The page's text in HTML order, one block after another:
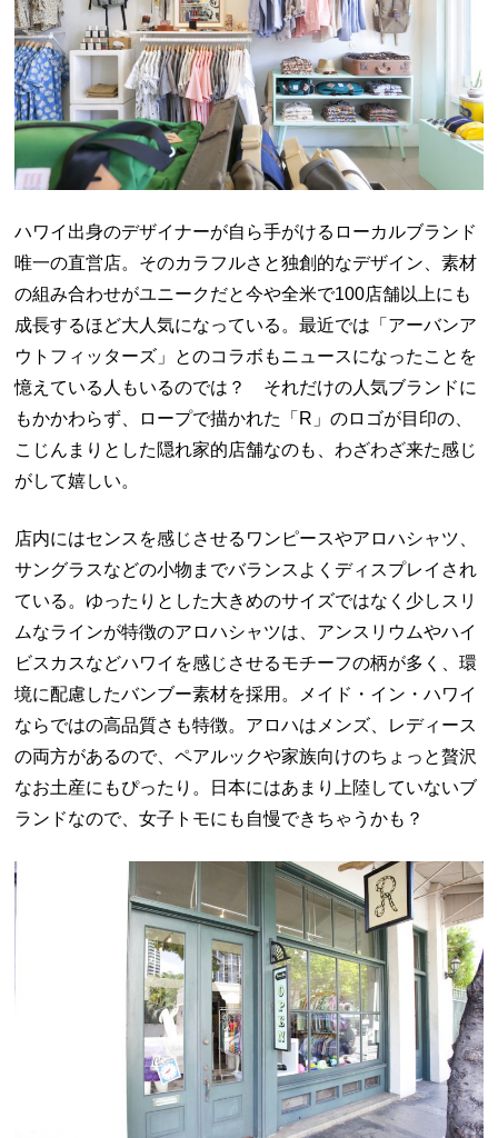
ハワイ出身のデザイナーが自ら手がけるローカルブランド
唯一の直営店。そのカラフルさと独創的なデザイン、素材
の組み合わせがユニークだと今や全米で100店舗以上にも
成長するほど大人気になっている。最近では「アーバンア
ウトフィッターズ」とのコラボもニュースになったことを
憶えている人もいるのでは？ それだけの人気ブランドに
もかかわらず、ロープで描かれた「R」のロゴが目印の、
こじんまりとした隠れ家的店舗なのも、わざわざ来た感じ
がして嬉しい。
店内にはセンスを感じさせるワンピースやアロハシャツ、
サングラスなどの小物までバランスよくディスプレイされ
ている。ゆったりとした大きめのサイズではなく少しスリ
ムなラインが特徴のアロハシャツは、アンスリウムやハイ
ビスカスなどハワイを感じさせるモチーフの柄が多く、環
境に配慮したバンブー素材を採用。メイド・イン・ハワイ
ならではの高品質さも特徴。アロハはメンズ、レディース
の両方があるので、ペアルックや家族向けのちょっと贅沢
なお土産にもぴったり。日本にはあまり上陸していないブ
ランドなので、女子トモにも自慢できちゃうかも？